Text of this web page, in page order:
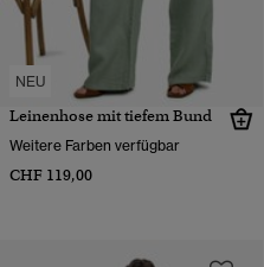
NEU
Leinenhose mit tiefem Bund
Weitere Farben verfügbar
CHF 119,00